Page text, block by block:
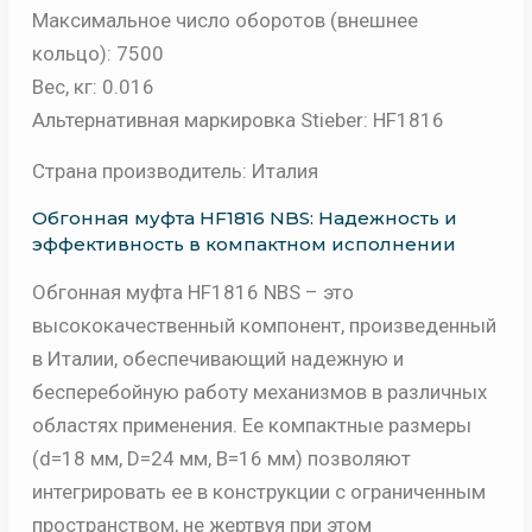
Максимальное число оборотов (внешнее
кольцо): 7500
Вес, кг: 0.016
Альтернативная маркировка Stieber: HF1816
Страна производитель: Италия
Обгонная муфта HF1816 NBS: Надежность и
эффективность в компактном исполнении
Обгонная муфта HF1816 NBS – это
высококачественный компонент, произведенный
в Италии, обеспечивающий надежную и
бесперебойную работу механизмов в различных
областях применения. Ее компактные размеры
(d=18 мм, D=24 мм, B=16 мм) позволяют
интегрировать ее в конструкции с ограниченным
пространством, не жертвуя при этом